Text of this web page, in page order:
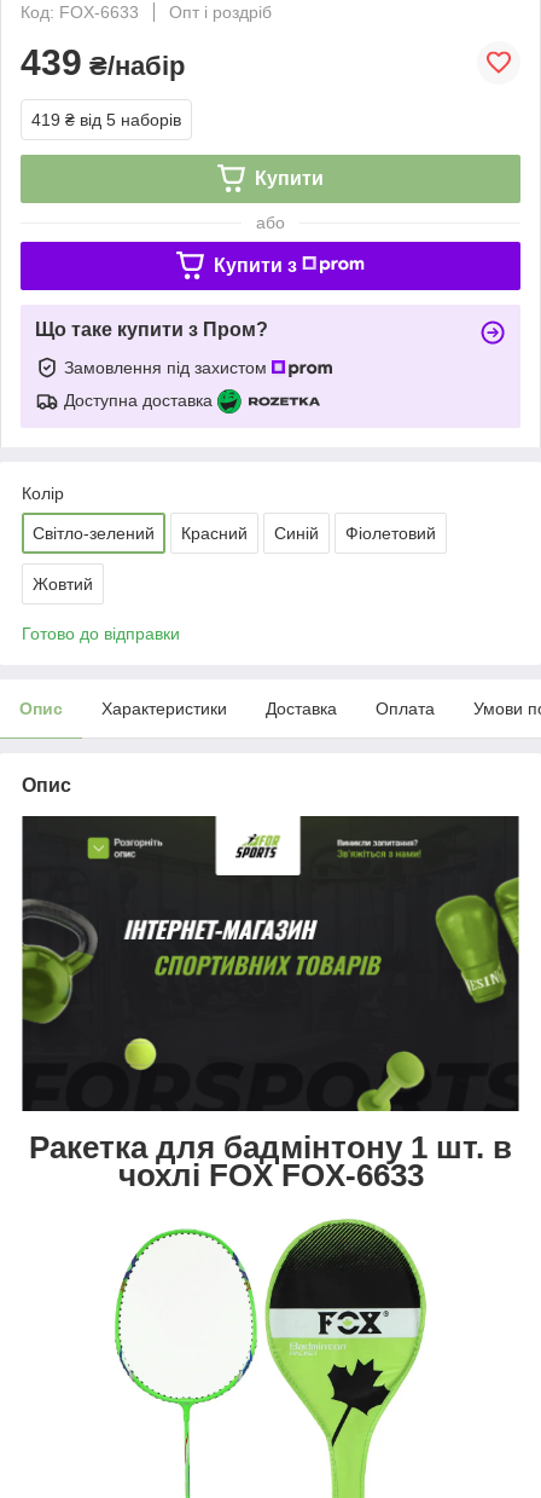
Код: FOX-6633
Опт і роздріб
439 ₴/набір
419 ₴ від 5 наборів
Купити
або
Купити з
Що таке купити з Пром?
Замовлення під захистом
Доступна доставка
Колір
Світло-зелений Красний Синій Фіолетовий
Жовтий
Готово до відправки
Опис Характеристики Доставка Оплата Умови
Опис
Ракетка для бадмінтону 1 шт. в
чохлі FOX FOX-6633